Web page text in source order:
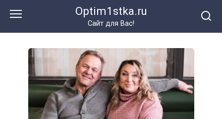
Optim1stka.ru
Сайт для Вас!